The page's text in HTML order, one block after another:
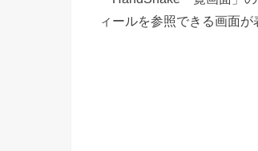
ィールを参照できる画面が